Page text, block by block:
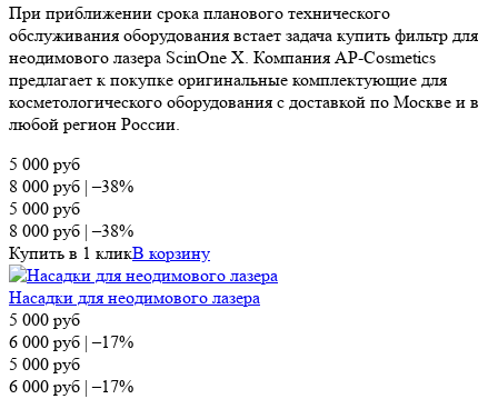
При приближении срока планового технического
обслуживания оборудования встает задача купить фильтр для
неодимового лазера ScinOne X. Компания AP-Cosmetics
предлагает к покупке оригинальные комплектующие для
косметологического оборудования с доставкой по Москве и в
любой регион России.
5 000 руб
8 000 руб |–38%
5 000 руб
8 000 руб |–38%
Купить в 1 кликВ корзину
Насадки для неодимового лазера
5 000 руб
6 000 руб |–17%
5 000 руб
6 000 руб |–17%